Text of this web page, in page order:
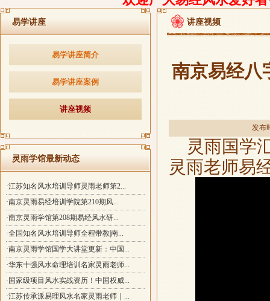
易学讲座
易学讲座简介
易学讲座案例
讲座视频
灵雨学馆最新动态
·江苏知名风水培训导师灵雨老师第2...
·南京灵雨易经培训学院第210期风...
·南京灵雨学馆第208期易经风水研...
·全国知名风水培训导师全程带教|南...
·南京灵雨学馆国学大讲堂更新：中国...
·华东十强风水命理培训名家灵雨老师...
·国家级项目风水实战资历！中国权威...
·江苏传承派易理风水名家灵雨老师｜...
讲座视频
南京易经八
发布
灵雨国学
灵雨老师易